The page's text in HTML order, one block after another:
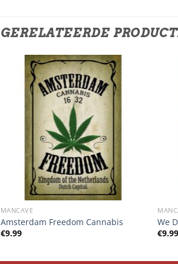
GERELATEERDE
MANCAVE
Amsterdam Freedom Cannabis
€9.99
We
€